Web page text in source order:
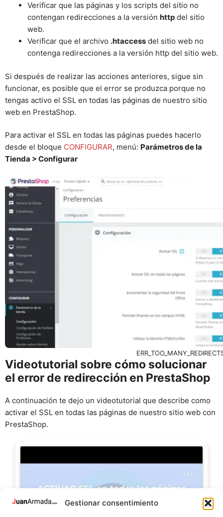
Gestionar consentimiento
Verificar que las páginas y los scripts del sitio no
contengan redirecciones a la versión http del sitio
web.
Verificar que el archivo .htaccess del sitio web no
contenga redirecciones a la versión http del sitio web.
Si después de realizar las acciones anteriores, sigue sin
funcionar, es posible que el error se produzca porque no
tengas activo el SSL en todas las páginas de nuestro sitio
web en PrestaShop.
Para activar el SSL en todas las páginas puedes hacerlo
desde el bloque CONFIGURAR, menú: Parámetros de la
Tienda > Configurar
Videotutorial sobre cómo solucionar
el error de redirección en PrestaShop
A continuación te dejo un videotutorial que describe como
activar el SSL en todas las páginas de nuestro sitio web con
PrestaShop.
Haz clic para aceptar cookies de